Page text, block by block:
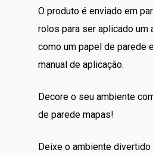
O produto é enviado em
rolos para ser aplicado um
como um papel de parede
manual de aplicação.
Decore o seu ambiente
de parede mapas!
Deixe o ambiente